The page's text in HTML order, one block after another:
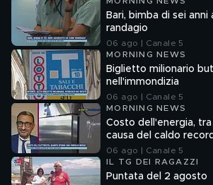
Bari, bimba di sei
randagio
06 ago | Canale 5
MORNING NEWS
Biglietto milionario
nell'immondizia
06 ago | Canale 5
MORNING NEWS
Costo dell'energia,
causa del caldo record
06 ago | Canale 5
IL TG DEI RAGAZZI
Puntata del 2 agosto